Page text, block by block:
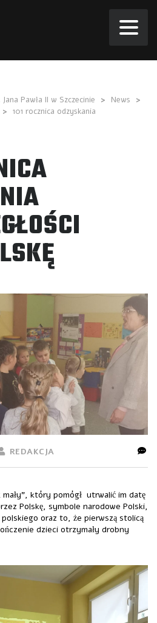
Pawła II w Szczecinie > News
>
> 101 rocznica odzyskania
REDAKCJA
który pomógł utrwalić im datę
Polskę, symbole narodowe Polski,
oraz to, że pierwszą stolicą
dzieci otrzymały drobny